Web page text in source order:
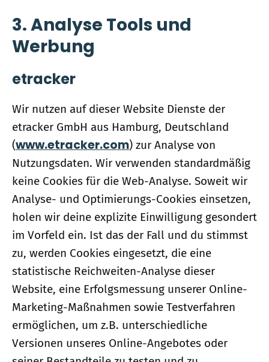
3. Analyse Tools und
Werbung
etracker
Wir nutzen auf dieser Website Dienste der
etracker GmbH aus Hamburg, Deutschland
(www.etracker.com) zur Analyse von
Nutzungsdaten. Wir verwenden standardmäßig
keine Cookies für die Web-Analyse. Soweit wir
Analyse- und Optimierungs-Cookies einsetzen,
holen wir deine explizite Einwilligung gesondert
im Vorfeld ein. Ist das der Fall und du stimmst
zu, werden Cookies eingesetzt, die eine
statistische Reichweiten-Analyse dieser
Website, eine Erfolgsmessung unserer Online-
Marketing-Maßnahmen sowie Testverfahren
ermöglichen, um z.B. unterschiedliche
Versionen unseres Online-Angebotes oder